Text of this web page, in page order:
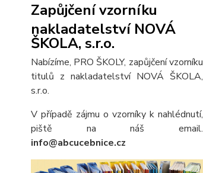
Zapůjčení vzorníku
nakladatelství NOVÁ
ŠKOLA, s.r.o.
Nabízíme, PRO ŠKOLY, zapůjčení vzorníku
titulů z nakladatelství NOVÁ ŠKOLA,
s.r.o.
V případě zájmu o vzorníky k nahlédnutí,
piště na náš email.
info@abcucebnice.cz